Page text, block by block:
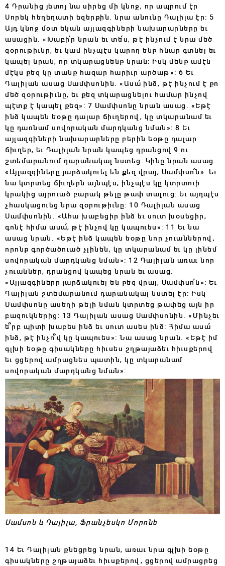
4 Դրանից յետոյ նա սիրեց մի կնոջ, որ ապրում էր
Սորեկ հեղեղատի եզերքին. նրա անունը Դալիլա էր: 5
Այդ կնոջ մօտ եկան այլազգիների նախարարները եւ
ասացին. «Խաբի՛ր նրան եւ տե՛ս, թէ ինչում է նրա մեծ
զօրութիւնը, եւ կամ ինչպէս կարող ենք հնար գտնել եւ
կապել նրան, որ տկարացնենք նրան: Իսկ մենք ամէն
մէկս քեզ կը տանք հազար հարիւր արծաթ»: 6 Եւ
Դալիլան ասաց Սամփսոնին. «Ասա՛ ինձ, թէ ինչում է քո
մեծ զօրութիւնը, եւ քեզ տկարացնելու համար ինչով
պէտք է կապել քեզ»: 7 Սամփսոնը նրան ասաց. «Եթէ
ինձ կապեն եօթը դալար ճիւղերով, կը տկարանամ եւ
կը դառնամ սովորական մարդկանց նման»: 8 Եւ
այլազգիների նախարարները բերին եօթը դալար
ճիւղեր, եւ Դալիլան նրան կապեց դրանցով 9 ու
շտեմարանում դարանակալ նստեց: Կինը նրան ասաց.
«Այլազգիները յարձակուել են քեզ վրայ, Սամփսո՛ն»: Եւ
նա կտրտեց ճիւղերն այնպէս, ինչպէս կը կտրտուի
կրակից այրուած բարակ թելը թափ տալուց: Եւ այդպէս
չհասկացուեց նրա զօրութիւնը: 10 Դալիլան ասաց
Սամփսոնին. «Ահա խաբեցիր ինձ եւ սուտ խօսեցիր,
գոնէ հիմա ասա՛, թէ ինչով կը կապուես»: 11 Եւ նա
ասաց նրան. «Եթէ ինձ կապեն եօթը նոր չուաններով,
որոնք գործածուած չլինեն, կը տկարանամ եւ կը լինեմ
սովորական մարդկանց նման»: 12 Դալիլան առաւ նոր
չուաններ, դրանցով կապեց նրան եւ ասաց.
«Այլազգիները յարձակուել են քեզ վրայ, Սամփսո՛ն»: Եւ
Դալիլան շտեմարանում դարանակալ նստել էր: Իսկ
Սամփսոնը ասեղի թելի նման կտրտեց թափեց այն իր
բազուկներից: 13 Դալիլան ասաց Սամփսոնին. «Մինչեւ
ե՞րբ պիտի խաբես ինձ եւ սուտ ասես ինձ: Հիմա ասա՛
ինձ, թէ ինչո՞վ կը կապուես»: Նա ասաց նրան. «Եթէ իմ
գլխի եօթը գիսակները հիւսես շղթայաձեւ հիւսքերով
եւ ցցերով ամրացնես պատին, կը տկարանամ
սովորական մարդկանց նման»:
Սամսոն և Դալիլա, Ֆրանչեսկո Մորոնե
14 Եւ Դալիլան քնեցրեց նրան, առաւ նրա գլխի եօթը
գիսակները շղթայաձեւ հիւսքերով, ցցերով ամրացրեց